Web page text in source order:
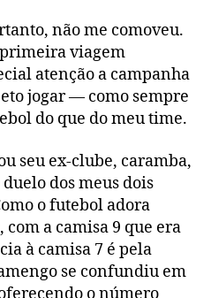
não me comoveu.
viagem
atenção a campanha
jogar — como sempre
do que do meu time.
seu ex-clube, caramba,
dos meus dois
o futebol adora
, com a camisa 9 que era
à camisa 7 é pela
se confundiu em